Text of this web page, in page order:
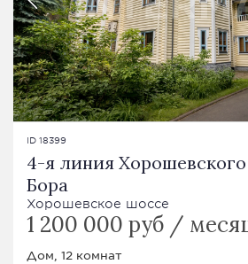
ID 18399
4-я линия
Бора
Хорошевское шоссе
1 200 000 руб /
Дом, 12 комнат